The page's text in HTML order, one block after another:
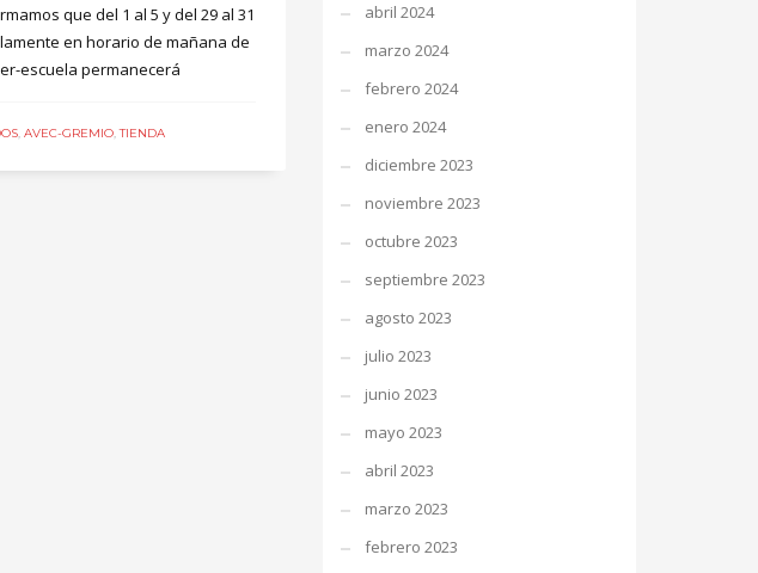
que del 1 al 5 y del 29 al 31
en horario de mañana de
escuela permanecerá
, AVEC-GREMIO,TIENDA
abril 2024
marzo 2024
febrero 2024
enero 2024
diciembre 2023
noviembre 2023
octubre 2023
septiembre 2023
agosto 2023
julio 2023
junio 2023
mayo 2023
abril 2023
marzo 2023
febrero 2023